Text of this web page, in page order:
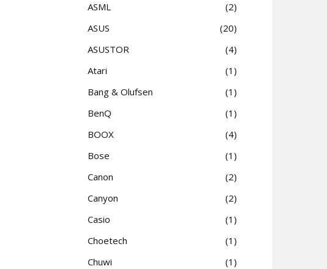
ASML
2
ASUS
20
ASUSTOR
4
Atari
1
Bang & Olufsen
1
BenQ
1
BOOX
4
Bose
1
Canon
2
Canyon
2
Casio
1
Choetech
1
Chuwi
1